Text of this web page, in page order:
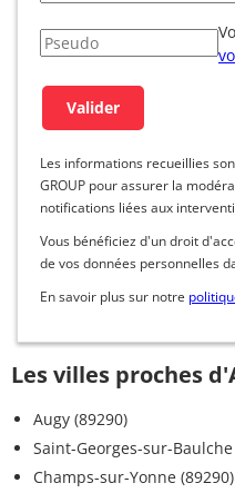
Les informations recueillies
GROUP pour assurer la
notifications liées aux
Vous bénéficiez d'un droit
de vos données personnelles
En savoir plus sur notre
Les villes proches
Augy (89290)
Saint-Georges-sur-Baulche
Champs-sur-Yonne (89290)